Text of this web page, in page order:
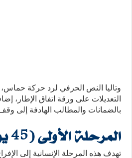
وتاليا النص الحرفي لرد حركة
التعديلات على ورقة اتفاق الإطار،
بالضمانات والمطالب الهادفة إلى وقف
المرحلة الأولى (45 يوما):
تهدف هذه المرحلة الإنسانية إلى